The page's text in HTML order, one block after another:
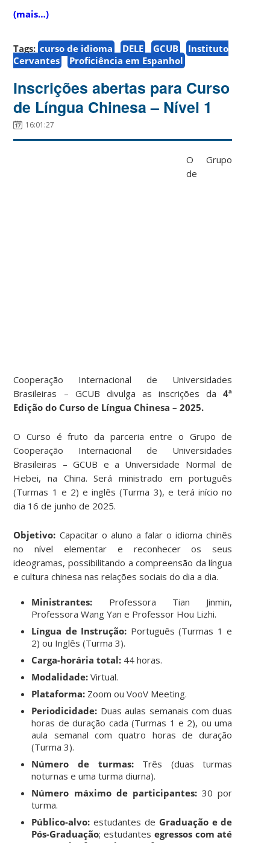
(mais…)
Tags: curso de idioma DELE GCUB
Instituto
Cervantes
Proficiência em Espanhol
Inscrições abertas para Curso
de Língua Chinesa – Nível 1
16:01:27
O Grupo
de
Cooperação Internacional de Universidades
Brasileiras – GCUB divulga as inscrições da4ª
Edição do Curso de Língua Chinesa – 2025.
O Curso é fruto da parceria entre o Grupo de
Cooperação Internacional de Universidades
Brasileiras – GCUB e a Universidade Normal de
Hebei, na China. Será ministrado em português
(Turmas 1 e 2) e inglês (Turma 3), e terá início no
dia 16 de junho de 2025.
Objetivo: Capacitar o aluno a falar o idioma chinês
no nível elementar e reconhecer os seus
ideogramas, possibilitando a compreensão da língua
e cultura chinesa nas relações sociais do dia a dia.
Ministrantes: Professora Tian Jinmin,
Professora Wang Yan e Professor Hou Lizhi.
Língua de Instrução: Português (Turmas 1 e
2) ou Inglês (Turma 3).
Carga-horária total: 44 horas.
Modalidade: Virtual.
Plataforma: Zoom ou VooV Meeting.
Periodicidade: Duas aulas semanais com duas
horas de duração cada (Turmas 1 e 2), ou uma
aula semanal com quatro horas de duração
(Turma 3).
Número de turmas: Três (duas turmas
noturnas e uma turma diurna).
Número máximo de participantes:30 por
turma.
Público-alvo: estudantes de Graduação e de
Pós-Graduação; estudantes egressos com até